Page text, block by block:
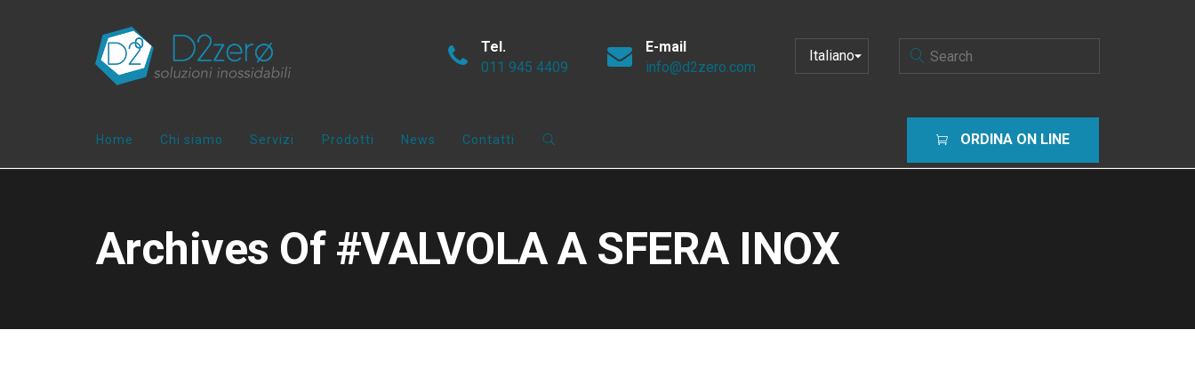
Tel.
011 945 4409
E-mail
info@d2zero.com
UNA
ORDINA ON LINE
Home Chi siamo Servizi Prodotti News Contatti
Archives Of #VALVOLA A SFERA INOX